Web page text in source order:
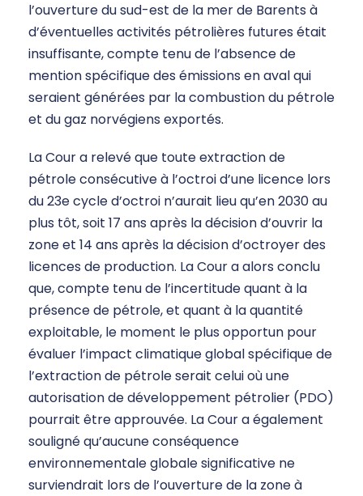
l’ouverture du sud-est de la mer de Barents à
d’éventuelles activités pétrolières futures était
insuffisante, compte tenu de l’absence de
mention spécifique des émissions en aval qui
seraient générées par la combustion du pétrole
et du gaz norvégiens exportés.
La Cour a relevé que toute extraction de
pétrole consécutive à l’octroi d’une licence lors
du 23e cycle d’octroi n’aurait lieu qu’en 2030 au
plus tôt, soit 17 ans après la décision d’ouvrir la
zone et 14 ans après la décision d’octroyer des
licences de production. La Cour a alors conclu
que, compte tenu de l’incertitude quant à la
présence de pétrole, et quant à la quantité
exploitable, le moment le plus opportun pour
évaluer l’impact climatique global spécifique de
l’extraction de pétrole serait celui où une
autorisation de développement pétrolier (PDO)
pourrait être approuvée. La Cour a également
souligné qu’aucune conséquence
environnementale globale significative ne
surviendrait lors de l’ouverture de la zone à